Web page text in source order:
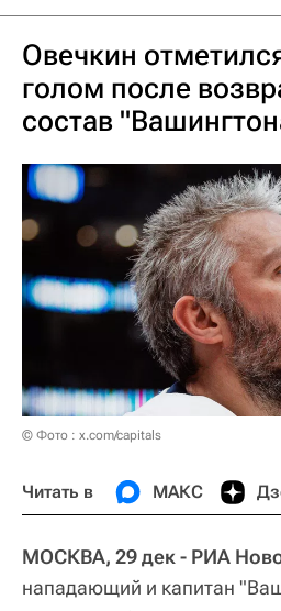
Овечкин
голом после
состав
© Фото : x.com/capitals
Читать в МАКС
МОСКВА, 29 дек - РИА
нападающий и капитан